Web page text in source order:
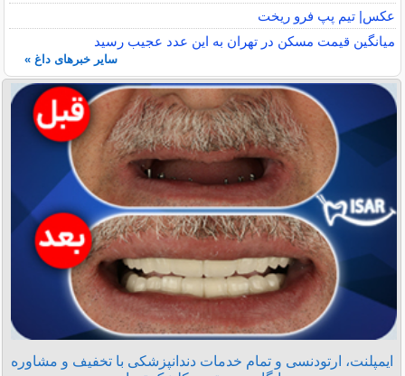
عکس| تیم پپ فرو ریخت
میانگین قیمت مسکن در تهران به این عدد عجیب رسید
سایر خبرهای داغ »
ایمپلنت، ارتودنسی و تمام خدمات دندانپزشکی با تخفیف و مشاوره